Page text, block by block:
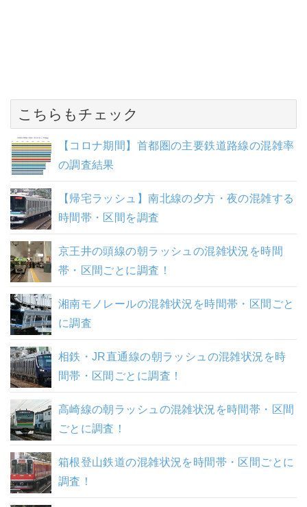
こちらもチェック
【コロナ期間】首都圏の主要鉄道路線の混雑率
の調査結果
【帰宅ラッシュ】南北線の夕方・夜の混雑する
時間帯・区間を調査
京王井の頭線の朝ラッシュの混雑状況を時間
帯・区間ごとに調査！
湘南モノレールの混雑状況を時間帯・区間ごと
に調査
相鉄・JR直通線の朝ラッシュの混雑状況を時
間帯・区間ごとに調査！
高崎線の朝ラッシュの混雑状況を時間帯・区間
ごとに調査！
箱根登山鉄道の混雑状況を時間帯・区間ごとに
調査！